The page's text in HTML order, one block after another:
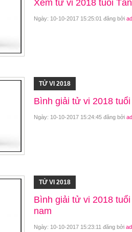
Xem tử vi 2018 tuổi
Ngày: 10-10-2017 15:25:01 đăng bởi
TỬ VI 2018
Bình giải tử vi 2018
Ngày: 10-10-2017 15:24:45 đăng bởi
TỬ VI 2018
Bình giải tử vi 2018
nam
Ngày: 10-10-2017 15:23:11 đăng bởi